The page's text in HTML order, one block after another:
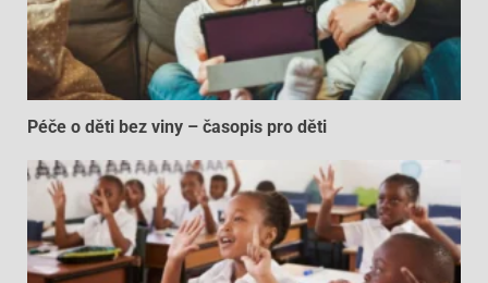
Péče o děti bez viny – časopis pro děti